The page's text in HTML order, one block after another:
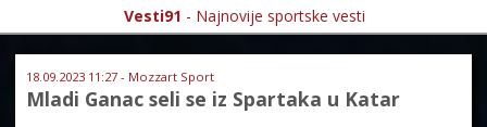
Vesti91 - Najnovije sportske vesti
18.09.2023 11:27 - Mozzart Sport
Mladi Ganac seli se iz Spartaka u Katar